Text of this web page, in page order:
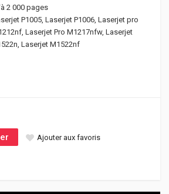
2 000 pages
P1005, Laserjet P1006, Laserjet pro
Laserjet Pro M1217nfw, Laserjet
Laserjet M1522nf
Ajouter aux favoris